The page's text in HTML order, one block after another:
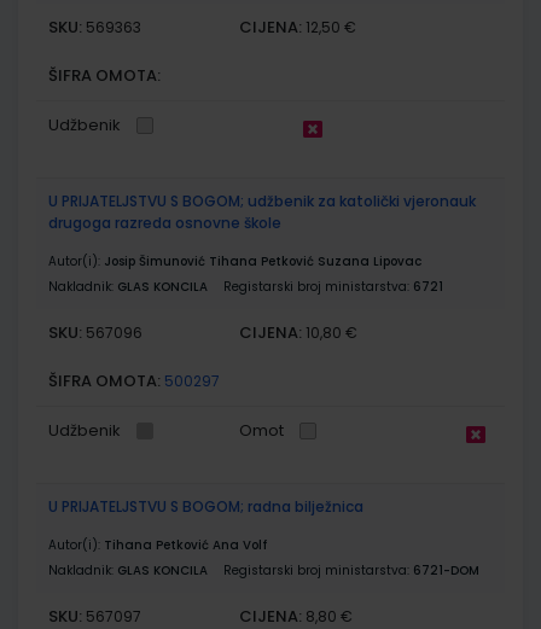
SKU: 569363 CIJENA: 12,50 €
ŠIFRA OMOTA:
Udžbenik
U PRIJATELJSTVU S BOGOM; udžbenik za katolički vjeronauk
drugoga razreda osnovne škole
Autor(i): Josip Šimunović Tihana Petković Suzana Lipovac
Nakladnik: GLAS KONCILA Registarski broj ministarstva: 6721
SKU: 567096 CIJENA: 10,80 €
ŠIFRA OMOTA: 500297
Udžbenik Omot
U PRIJATELJSTVU S BOGOM; radna bilježnica
Autor(i): Tihana Petković Ana Volf
Nakladnik: GLAS KONCILA Registarski broj ministarstva: 6721-DOM
SKU: 567097 CIJENA: 8,80 €